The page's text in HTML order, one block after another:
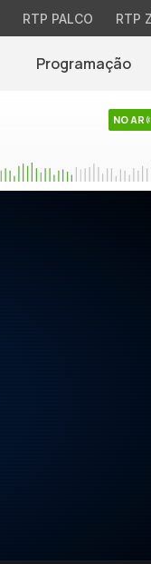
RTP PALCO RTP
Programação
NO AR